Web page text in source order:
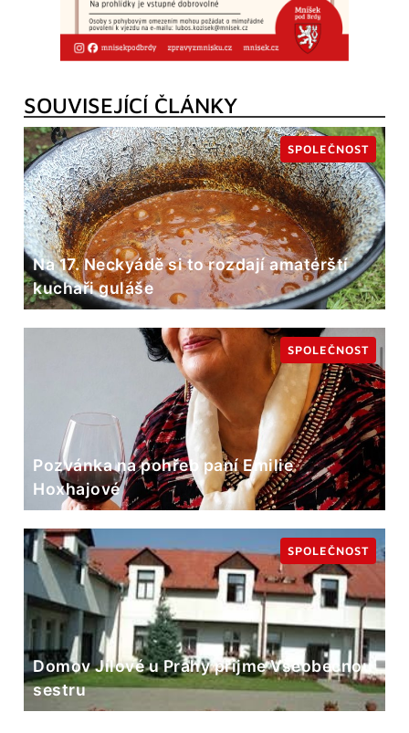
SOUVISEJÍCÍ ČLÁNKY
Na 17. Neckyádě si to rozdají amatérští
kuchaři guláše
SPOLEČNOST
Pozvánka na pohřeb paní Emilie
Hoxhajové
SPOLEČNOST
Domov Jílové u Prahy přijme Všeobecnou
sestru
SPOLEČNOST